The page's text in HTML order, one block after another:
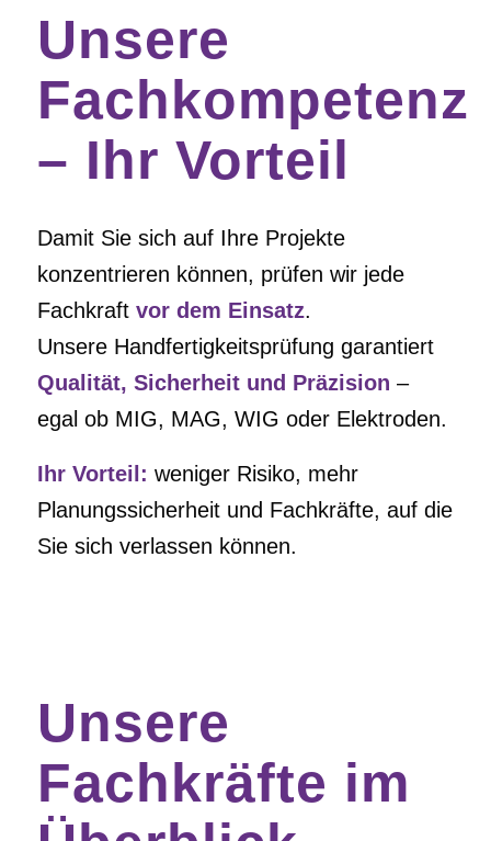
Unsere
Fachkompetenz
– Ihr Vorteil
Damit Sie sich auf Ihre Projekte
konzentrieren können, prüfen wir jede
Fachkraft vor dem Einsatz.
Unsere Handfertigkeitsprüfung garantiert
Qualität, Sicherheit und Präzision –
egal ob MIG, MAG, WIG oder Elektroden.
Ihr Vorteil: weniger Risiko, mehr
Planungssicherheit und Fachkräfte, auf die
Sie sich verlassen können.
Unsere
Fachkräfte im